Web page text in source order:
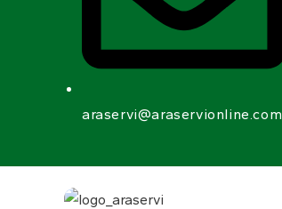
araservi@araservionline.com